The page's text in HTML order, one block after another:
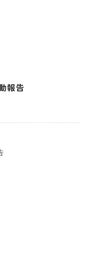
報告